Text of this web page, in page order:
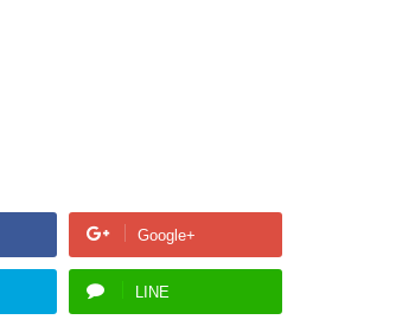
Google+
LINE